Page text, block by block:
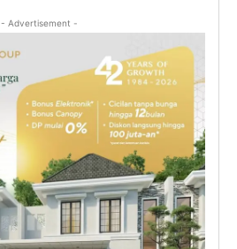
- Advertisement -